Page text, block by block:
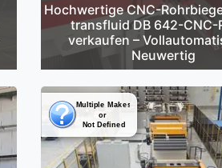
Hochwertige CNC-
transfluid DB 642-CNC-
verkaufen –
Neuwertig